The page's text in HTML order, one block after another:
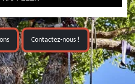
Contactez-nous !